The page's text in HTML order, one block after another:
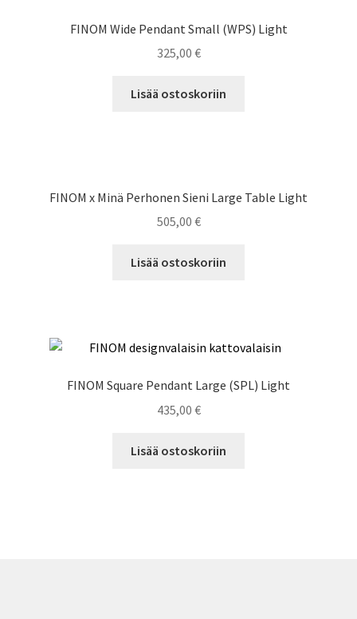
FINOM Wide Pendant Small (WPS) Light
325,00 €
Lisää ostoskoriin
FINOM x Minä Perhonen Sieni Large Table Light
505,00 €
Lisää ostoskoriin
FINOM Square Pendant Large (SPL) Light
435,00 €
Lisää ostoskoriin